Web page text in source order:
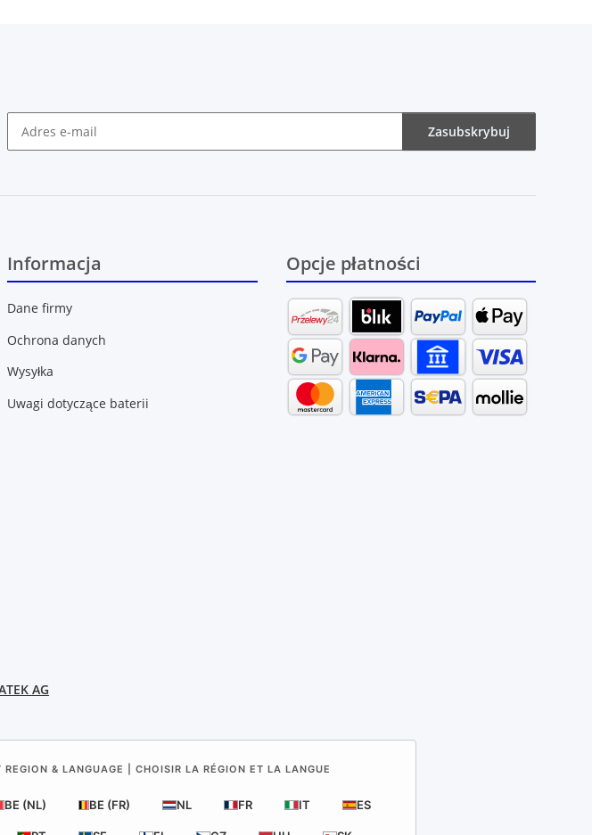
Zasubskrybuj
Informacja
Dane firmy
Ochrona danych
Wysyłka
Uwagi dotyczące baterii
Opcje płatności
AG
& LANGUAGE | CHOISIR LA RÉGION ET LA LANGUE
BE (NL) BE (FR) NL FR IT ES